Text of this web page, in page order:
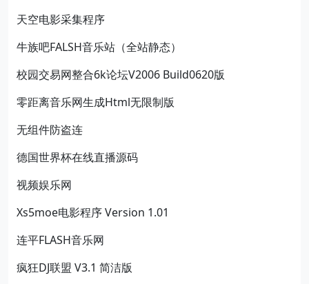
天空电影采集程序
牛族吧FALSH音乐站（全站静态）
校园交易网整合6k论坛V2006 Build0620版
零距离音乐网生成Html无限制版
无组件防盗连
德国世界杯在线直播源码
视频娱乐网
Xs5moe电影程序 Version 1.01
连平FLASH音乐网
疯狂DJ联盟 V3.1 简洁版